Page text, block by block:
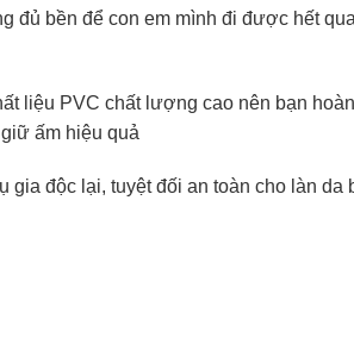
đủ bền để con em mình đi được hết
liệu PVC chất lượng cao nên bạn hoàn
ấm hiệu quả
gia độc lại, tuyệt đối an toàn cho làn da